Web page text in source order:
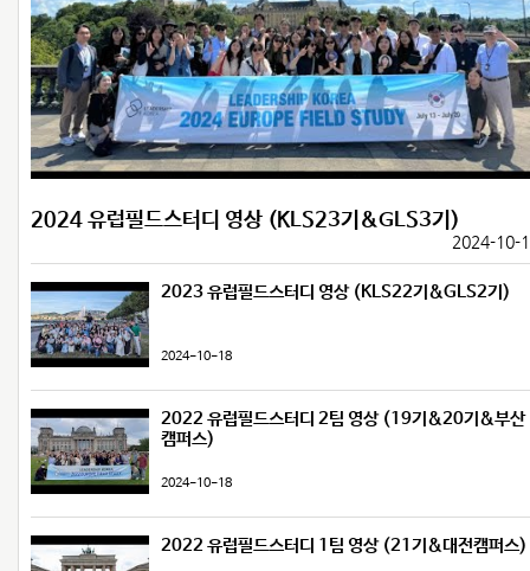
커뮤니티
기수별 카페 분과별 카페
아나바다 클스굿즈
매거진
최근호 지난호
2024 유럽필드스터디 영상 (KLS23기&GLS3기)
2024-10-
2023 유럽필드스터디 영상 (KLS22기&GLS2기)
2024-10-18
2022 유럽필드스터디 2팀 영상 (19기&20기&부산
캠퍼스)
2024-10-18
2022 유럽필드스터디 1팀 영상 (21기&대전캠퍼스)